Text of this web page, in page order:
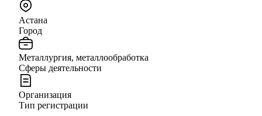
Астана
Город
Металлургия, металлообработка
Сферы деятельности
Организация
Тип регистрации